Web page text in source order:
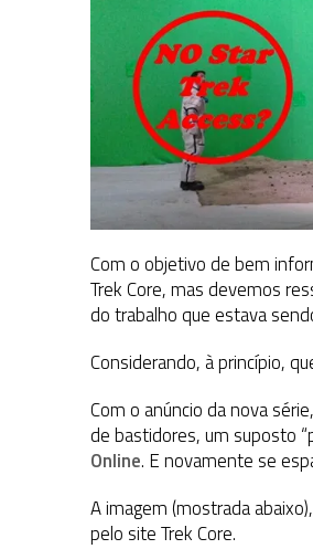
Com o objetivo de bem
Trek Core, mas devemos
do trabalho que estava
Considerando, à princípio,
Com o anúncio da nova
de bastidores, um suposto
Online. E novamente se
A imagem (mostrada
pelo site Trek Core.